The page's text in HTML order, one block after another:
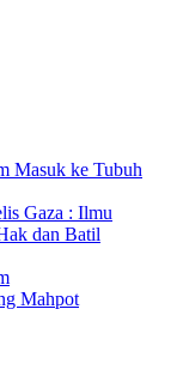
Masuk ke Tubuh
Gaza : Ilmu
dan Batil
Mahpot